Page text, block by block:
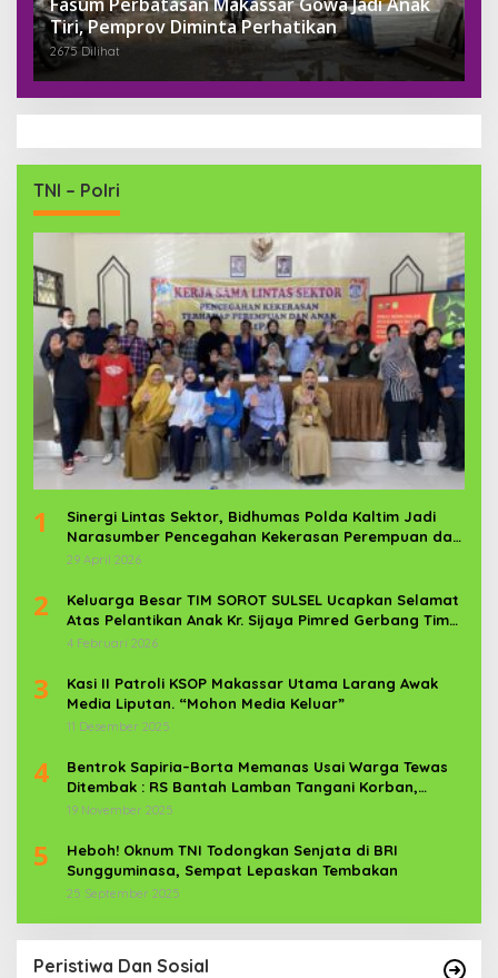
Tiri, Pemprov Diminta Perhatikan
2675 Dilihat
TNI – Polri
1
Sinergi Lintas Sektor, Bidhumas Polda Kaltim Jadi
Narasumber Pencegahan Kekerasan Perempuan dan
Anak
29 April 2026
2
Keluarga Besar TIM SOROT SULSEL Ucapkan Selamat
Atas Pelantikan Anak Kr. Sijaya Pimred Gerbang Timur
News Com Sebagai Prajurit TNI
4 Februari 2026
3
Kasi II Patroli KSOP Makassar Utama Larang Awak
Media Liputan. “Mohon Media Keluar”
11 Desember 2025
4
Bentrok Sapiria–Borta Memanas Usai Warga Tewas
Ditembak : RS Bantah Lamban Tangani Korban,
Aparat TNI-POLRI Dikerahkan
19 November 2025
5
Heboh! Oknum TNI Todongkan Senjata di BRI
Sungguminasa, Sempat Lepaskan Tembakan
25 September 2025
Peristiwa Dan Sosial